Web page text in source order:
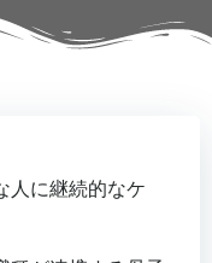
人に継続的なケ